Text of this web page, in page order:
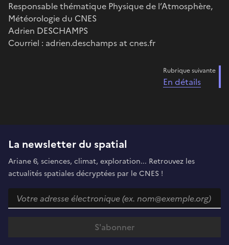
Responsable thématique Physique de l’Atmosphère,
Météorologie du CNES
Adrien DESCHAMPS
Courriel : adrien.deschamps at cnes.fr
Rubrique suivante
En détails
La newsletter du spatial
Ariane 6, sciences, climat, exploration... Retrouvez les
actualités spatiales décryptées par le CNES !